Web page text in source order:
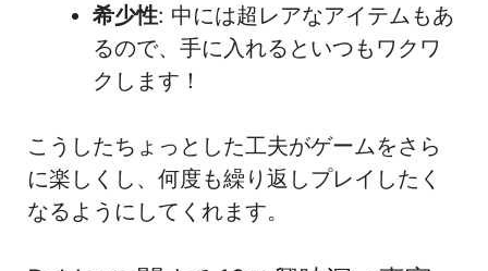
希少性: 中には超レアなアイテムもあ
るので、手に入れるといつもワクワ
クします！
こうしたちょっとした工夫がゲームをさら
に楽しくし、何度も繰り返しプレイしたく
なるようにしてくれます。